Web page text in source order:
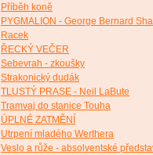
Příběh koně
PYGMALION - George Bernard
Racek
ŘECKÝ VEČER
Sebevrah - zkoušky
Strakonický dudák
TLUSTÝ PRASE - Neil LaBute
Tramvaj do stanice Touha
ÚPLNÉ ZATMĚNÍ
Utrpení mladého Werthera
Veslo a růže - absolventské